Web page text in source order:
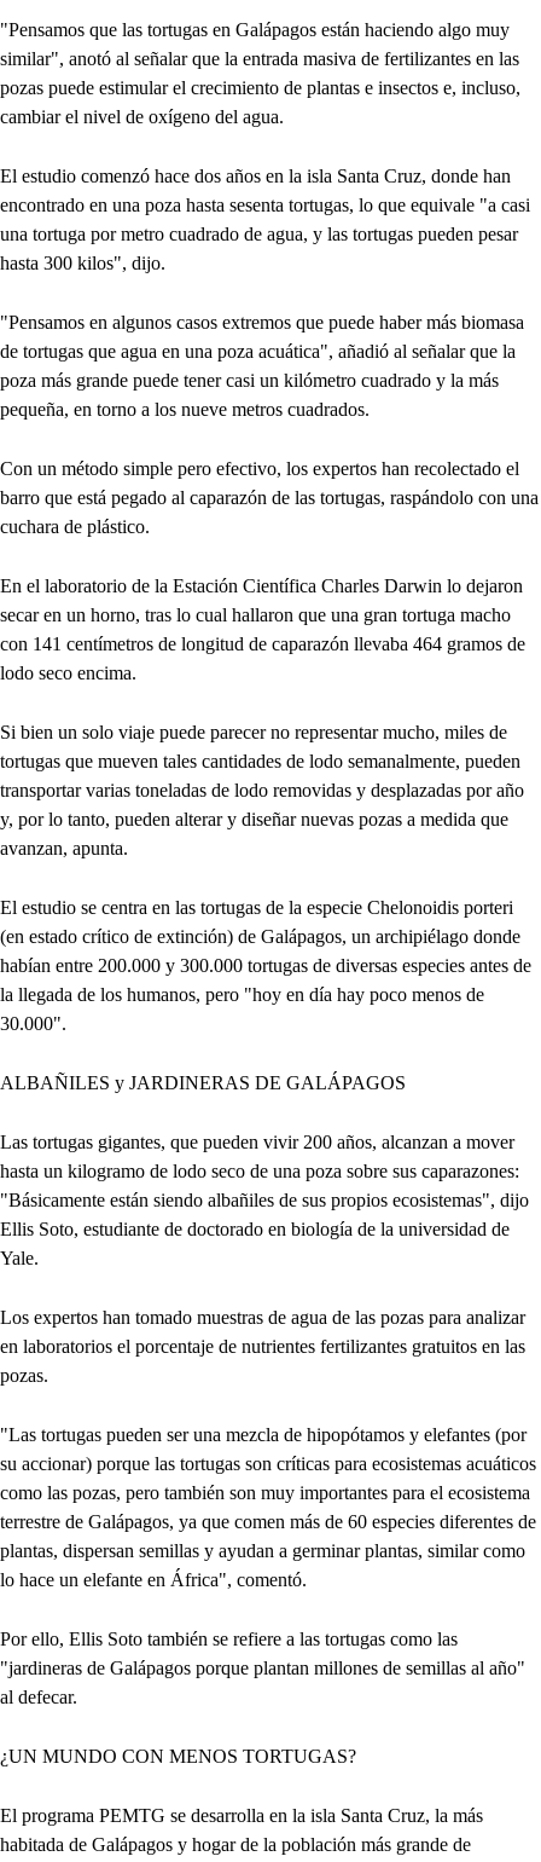
"Pensamos que las tortugas en Galápagos están haciendo algo muy
similar", anotó al señalar que la entrada masiva de fertilizantes en las
pozas puede estimular el crecimiento de plantas e insectos e, incluso,
cambiar el nivel de oxígeno del agua.
El estudio comenzó hace dos años en la isla Santa Cruz, donde han
encontrado en una poza hasta sesenta tortugas, lo que equivale "a casi
una tortuga por metro cuadrado de agua, y las tortugas pueden pesar
hasta 300 kilos", dijo.
"Pensamos en algunos casos extremos que puede haber más biomasa
de tortugas que agua en una poza acuática", añadió al señalar que la
poza más grande puede tener casi un kilómetro cuadrado y la más
pequeña, en torno a los nueve metros cuadrados.
Con un método simple pero efectivo, los expertos han recolectado el
barro que está pegado al caparazón de las tortugas, raspándolo con una
cuchara de plástico.
En el laboratorio de la Estación Científica Charles Darwin lo dejaron
secar en un horno, tras lo cual hallaron que una gran tortuga macho
con 141 centímetros de longitud de caparazón llevaba 464 gramos de
lodo seco encima.
Si bien un solo viaje puede parecer no representar mucho, miles de
tortugas que mueven tales cantidades de lodo semanalmente, pueden
transportar varias toneladas de lodo removidas y desplazadas por año
y, por lo tanto, pueden alterar y diseñar nuevas pozas a medida que
avanzan, apunta.
El estudio se centra en las tortugas de la especie Chelonoidis porteri
(en estado crítico de extinción) de Galápagos, un archipiélago donde
habían entre 200.000 y 300.000 tortugas de diversas especies antes de
la llegada de los humanos, pero "hoy en día hay poco menos de
30.000".
ALBAÑILES y JARDINERAS DE GALÁPAGOS
Las tortugas gigantes, que pueden vivir 200 años, alcanzan a mover
hasta un kilogramo de lodo seco de una poza sobre sus caparazones:
"Básicamente están siendo albañiles de sus propios ecosistemas", dijo
Ellis Soto, estudiante de doctorado en biología de la universidad de
Yale.
Los expertos han tomado muestras de agua de las pozas para analizar
en laboratorios el porcentaje de nutrientes fertilizantes gratuitos en las
pozas.
"Las tortugas pueden ser una mezcla de hipopótamos y elefantes (por
su accionar) porque las tortugas son críticas para ecosistemas acuáticos
como las pozas, pero también son muy importantes para el ecosistema
terrestre de Galápagos, ya que comen más de 60 especies diferentes de
plantas, dispersan semillas y ayudan a germinar plantas, similar como
lo hace un elefante en África", comentó.
Por ello, Ellis Soto también se refiere a las tortugas como las
"jardineras de Galápagos porque plantan millones de semillas al año"
al defecar.
¿UN MUNDO CON MENOS TORTUGAS?
El programa PEMTG se desarrolla en la isla Santa Cruz, la más
habitada de Galápagos y hogar de la población más grande de